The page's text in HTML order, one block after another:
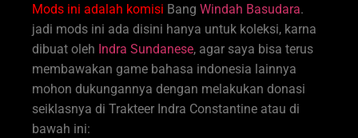
Mods ini adalah komisi Bang Windah Basudara.
jadi mods ini ada disini hanya untuk koleksi, karna
dibuat oleh Indra Sundanese, agar saya bisa terus
membawakan game bahasa indonesia lainnya
mohon dukungannya dengan melakukan donasi
seiklasnya di Trakteer Indra Constantine atau di
bawah ini: